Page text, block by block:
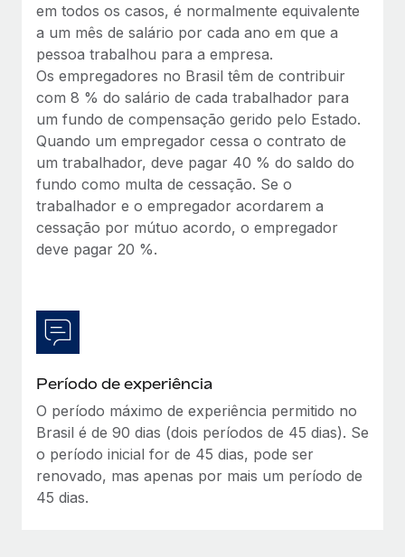
em todos os casos, é normalmente equivalente
a um mês de salário por cada ano em que a
pessoa trabalhou para a empresa.
Os empregadores no Brasil têm de contribuir
com 8 % do salário de cada trabalhador para
um fundo de compensação gerido pelo Estado.
Quando um empregador cessa o contrato de
um trabalhador, deve pagar 40 % do saldo do
fundo como multa de cessação. Se o
trabalhador e o empregador acordarem a
cessação por mútuo acordo, o empregador
deve pagar 20 %.
Período de experiência
O período máximo de experiência permitido no
Brasil é de 90 dias (dois períodos de 45 dias). Se
o período inicial for de 45 dias, pode ser
renovado, mas apenas por mais um período de
45 dias.